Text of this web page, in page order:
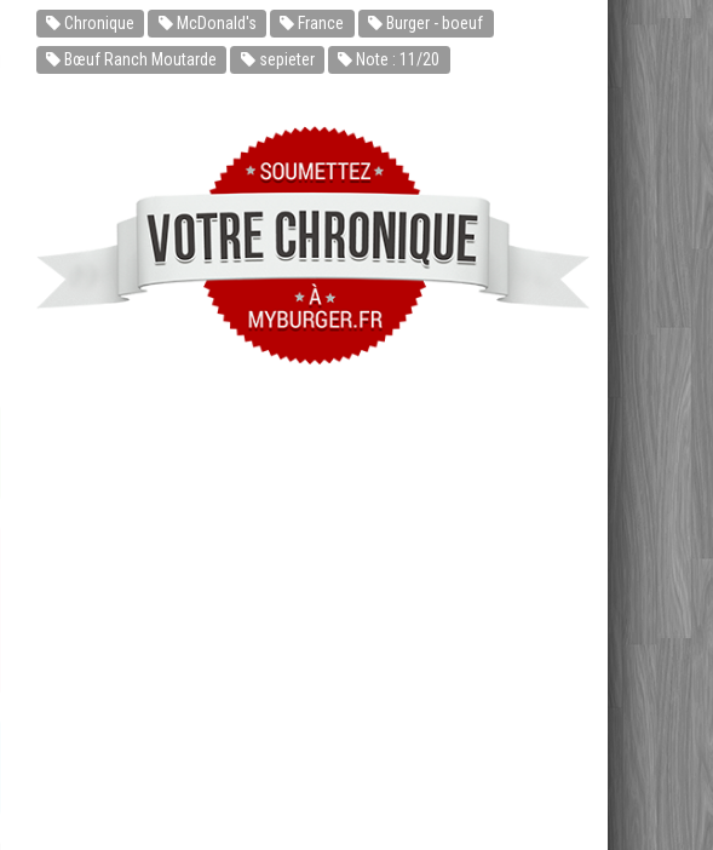
Chronique McDonald's France
Burger - boeuf
Bœuf Ranch Moutarde
sepieter Note : 11/20